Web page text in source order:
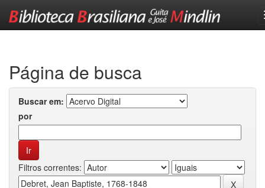
Página de busca
Buscar em:
por
Filtros correntes: